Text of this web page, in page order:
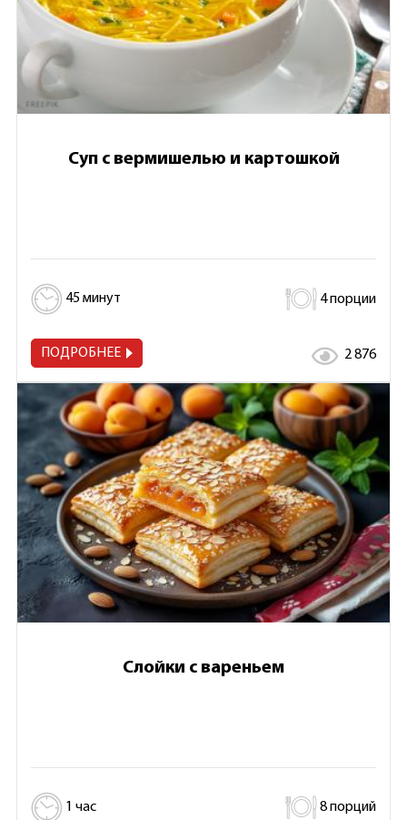
Суп с вермишелью и картошкой
45 минут 4 порции
ПОДРОБНЕЕ 2 876
Слойки с вареньем
1 час 8 порций